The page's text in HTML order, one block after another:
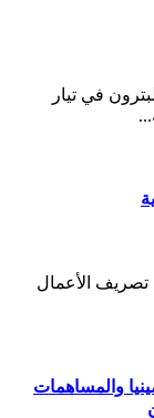
والمساهمات